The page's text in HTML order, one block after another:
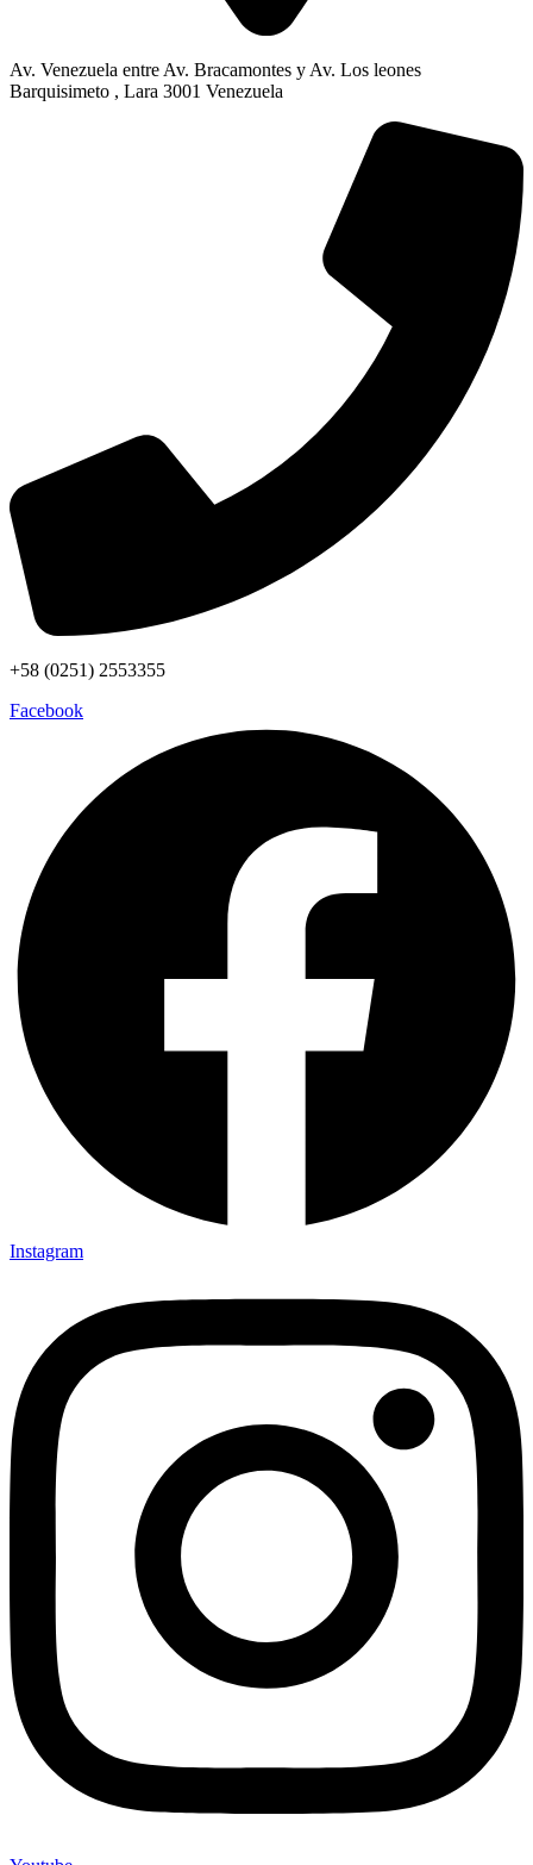
Av. Venezuela entre Av. Bracamontes y Av. Los leones
Barquisimeto , Lara 3001 Venezuela
+58 (0251) 2553355
Facebook
Instagram